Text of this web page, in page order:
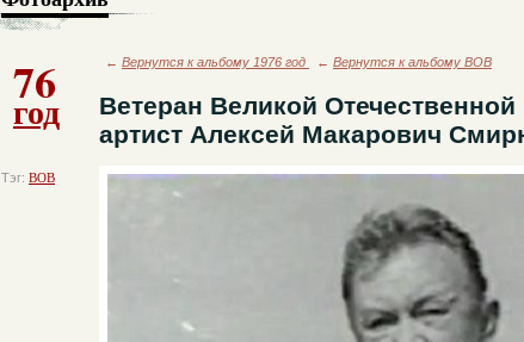
76
год
Тэг: ВОВ
← Вернутся к альбому 1976 год ← Вернутся к альбому ВОВ
Ветеран Великой
артист Алексей Макарович